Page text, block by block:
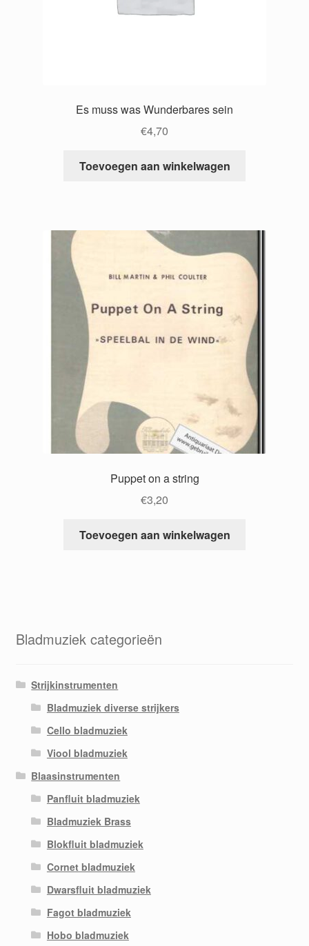
Es muss was Wunderbares sein
€4,70
Toevoegen aan winkelwagen
Puppet on a string
€3,20
Toevoegen aan winkelwagen
Bladmuziek categorieën
Strijkinstrumenten
Bladmuziek diverse strijkers
Cello bladmuziek
Viool bladmuziek
Blaasinstrumenten
Panfluit bladmuziek
Bladmuziek Brass
Blokfluit bladmuziek
Cornet bladmuziek
Dwarsfluit bladmuziek
Fagot bladmuziek
Hobo bladmuziek